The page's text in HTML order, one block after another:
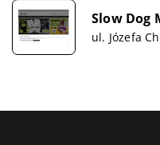
Slow Dog
ul. Józefa